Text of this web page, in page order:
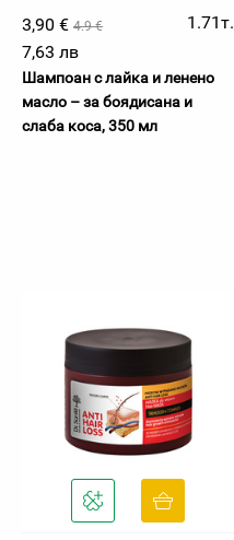
3,90 € 4.9 €
1.71т.
7,63 лв
Шампоан с лайка и ленено
масло – за боядисана и
слаба коса, 350 мл